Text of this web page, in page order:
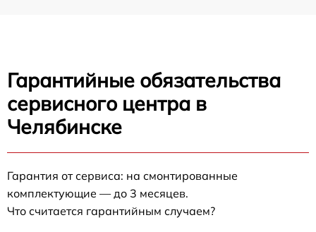
Гарантийные обязательства
сервисного центра в
Челябинске
Гарантия от сервиса: на смонтированные
комплектующие — до 3 месяцев.
Что считается гарантийным случаем?